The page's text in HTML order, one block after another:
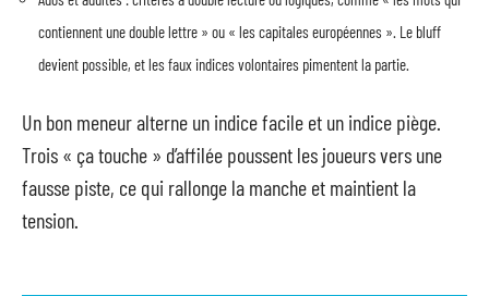
contiennent une double lettre » ou « les capitales européennes ». Le bluff
devient possible, et les faux indices volontaires pimentent la partie.
Un bon meneur alterne un indice facile et un indice piège.
Trois « ça touche » d’affilée poussent les joueurs vers une
fausse piste, ce qui rallonge la manche et maintient la
tension.